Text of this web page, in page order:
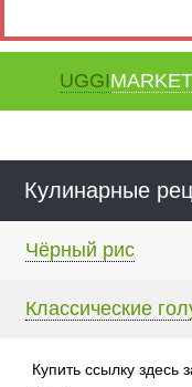
UGGI
Кулинарные
Чёрный рис
Классические
Купить ссылку здесь